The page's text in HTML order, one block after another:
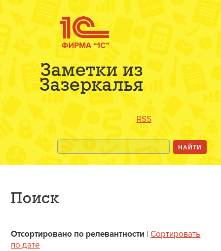
Заметки из
Зазеркалья
RSS
Поиск
Отсортировано по релевантности | Сортировать
по дате